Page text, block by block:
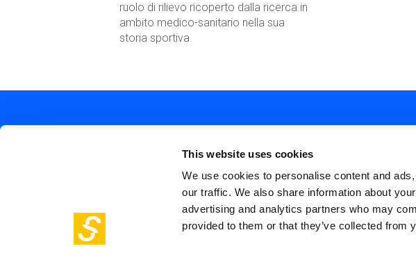
This website uses cookies
We use cookies to personalise content and
our traffic. We also share information about
advertising and analytics partners who may
provided to them or that they’ve collected from
ruolo di rilievo ricoperto dalla ricerca in
ambito medico-sanitario nella sua
storia sportiva.
info@steptothefuture.it
+39 02 33 020 088
Social
menu
FooterFAQ Terms